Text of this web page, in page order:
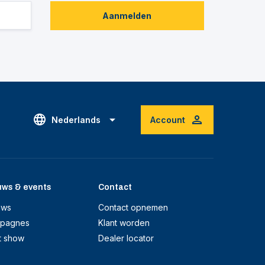
Aanmelden
Nederlands Account
& events
show
Contact
Contact opnemen
Klant worden
Dealer locator